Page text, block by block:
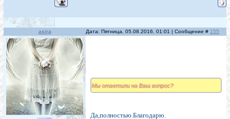
asira Дата: Пятница, 05.08.2016, 01:01 | Сообщение # 155
Мы ответили на Ваш вопрос?
Да,полностью.Благодарю.